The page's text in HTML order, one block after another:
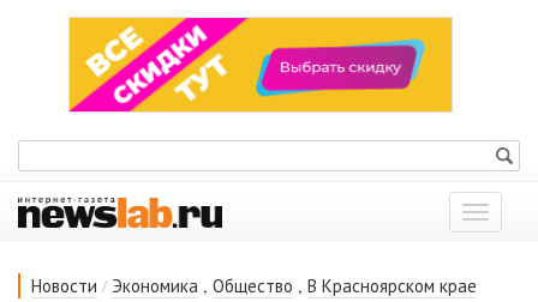
Показать
меню
Новости / Экономика , Общество , В Красноярском крае